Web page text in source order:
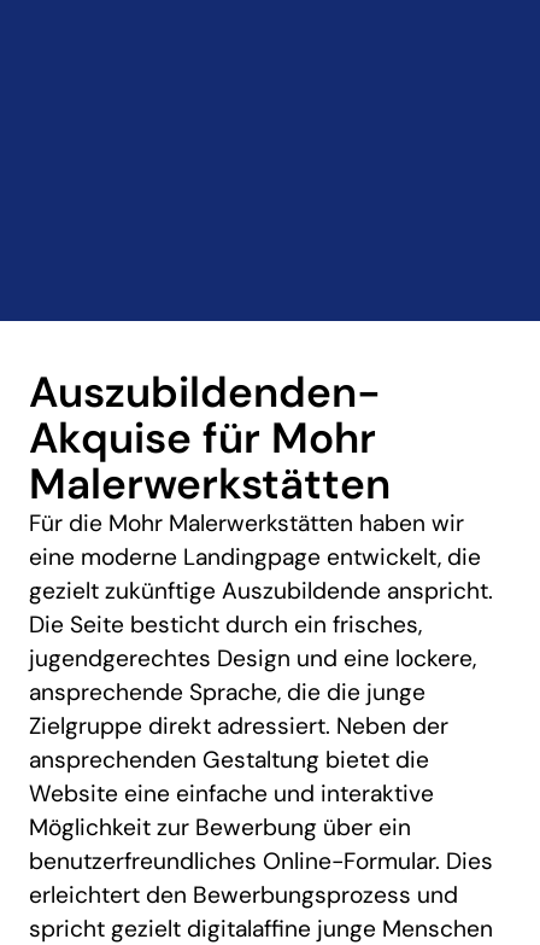
Auszubildenden-
Akquise für Mohr
Malerwerkstätten
Für die Mohr Malerwerkstätten haben wir
eine moderne Landingpage entwickelt, die
gezielt zukünftige Auszubildende anspricht.
Die Seite besticht durch ein frisches,
jugendgerechtes Design und eine lockere,
ansprechende Sprache, die die junge
Zielgruppe direkt adressiert. Neben der
ansprechenden Gestaltung bietet die
Website eine einfache und interaktive
Möglichkeit zur Bewerbung über ein
benutzerfreundliches Online-Formular. Dies
erleichtert den Bewerbungsprozess und
spricht gezielt digitalaffine junge Menschen